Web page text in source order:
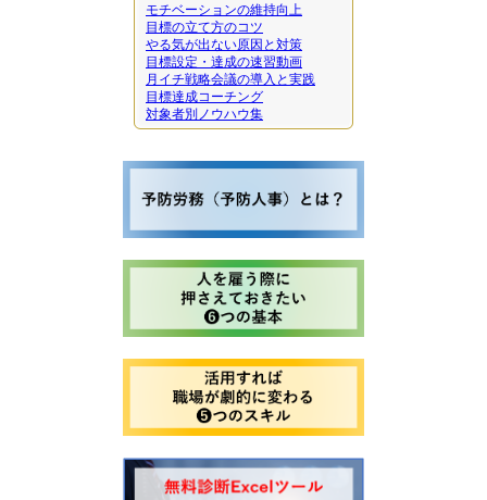
モチベーションの維持向上
目標の立て方のコツ
やる気が出ない原因と対策
目標設定・達成の速習動画
月イチ戦略会議の導入と実践
目標達成コーチング
対象者別ノウハウ集